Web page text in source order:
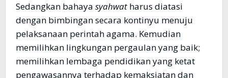
Sedangkan bahaya syahwat harus diatasi
dengan bimbingan secara kontinyu menuju
pelaksanaan perintah agama. Kemudian
memilihkan lingkungan pergaulan yang baik;
memilihkan lembaga pendidikan yang ketat
pengawasannya terhadap kemaksiatan dan